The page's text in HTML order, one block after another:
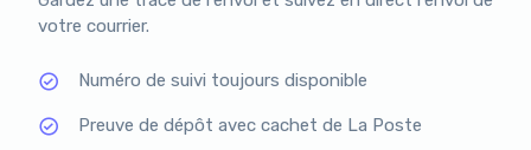
votre courrier.
Numéro de suivi toujours disponible
Preuve de dépôt avec cachet de La Poste